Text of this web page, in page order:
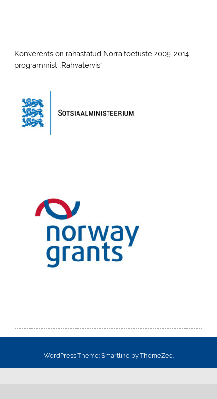
Konverents on rahastatud Norra toetuste 2009-2014
programmist „Rahvatervis“.
WordPress Theme: Smartline by ThemeZee.